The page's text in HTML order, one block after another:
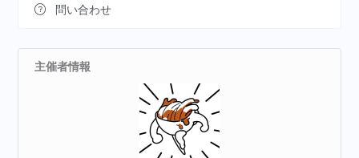
問い合わせ
主催者情報